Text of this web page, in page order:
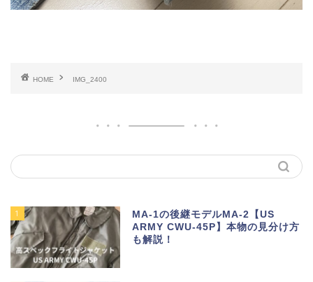
HOME IMG_2400
1
MA-1の後継モデルMA-2【US
ARMY CWU-45P】本物の見分け方
も解説！